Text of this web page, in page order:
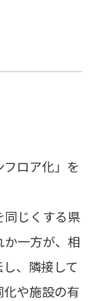
ロア化」を
同じくする県
一方が、相
、隣接して
や施設の有